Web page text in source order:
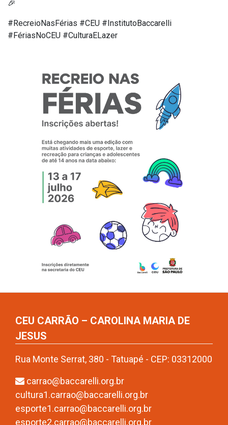
🎉
#RecreioNasFérias #CEU #InstitutoBaccarelli
#FériasNoCEU #CulturaELazer
CEU CARRÃO – CAROLINA MARIA DE
JESUS
Rua Monte Serrat, 380 - Tatuapé - CEP: 03312000
carrao@baccarelli.org.br
cultura1.carrao@baccarelli.org.br
esporte1.carrao@baccarelli.org.br
esporte2.carrao@baccarelli.org.br